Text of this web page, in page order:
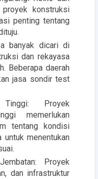
proyek konstruksi
penting tentang
banyak dicari di
dan rekayasa
Beberapa daerah
jasa sondir test
Tinggi: Proyek
memerlukan
tentang kondisi
untuk menentukan
Proyek
dan infrastruktur